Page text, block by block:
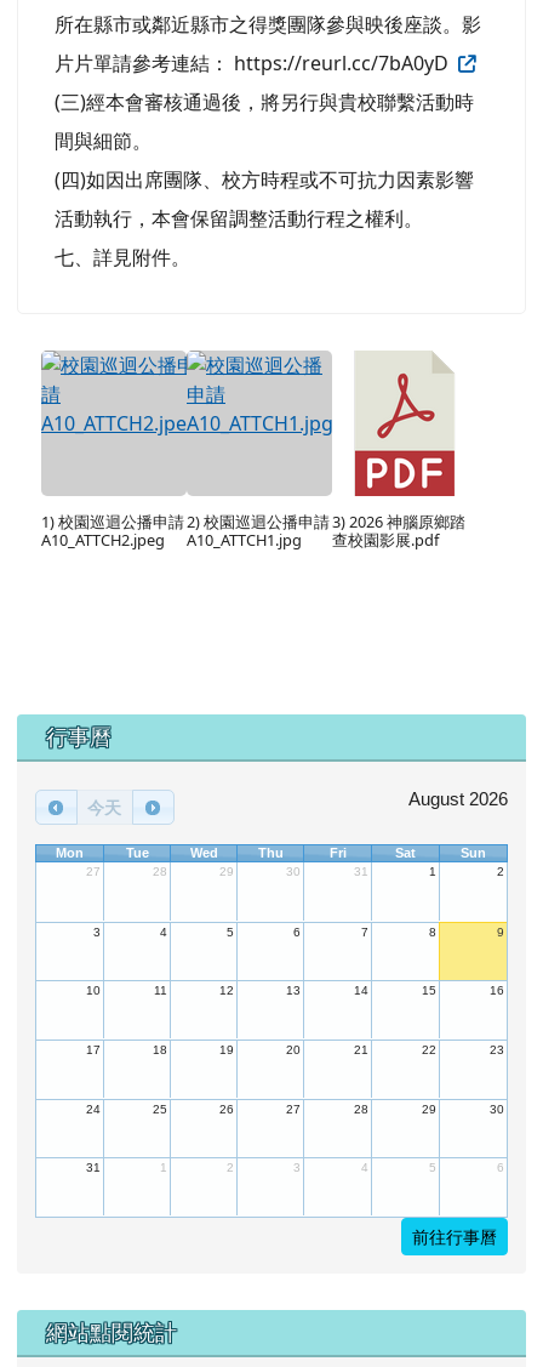
所在縣市或鄰近縣市之得獎團隊參與映後座談。影
片片單請參考連結： https://reurl.cc/7bA0yD
(三)經本會審核通過後，將另行與貴校聯繫活動時
間與細節。
(四)如因出席團隊、校方時程或不可抗力因素影響
活動執行，本會保留調整活動行程之權利。
七、詳見附件。
1) 校園巡迴公播申請
A10_ATTCH2.jpeg
2) 校園巡迴公播申請
A10_ATTCH1.jpg
3) 2026 神腦原鄉踏
查校園影展.pdf
下中區域內容
行事曆
今天 August 2026
Mon Tue Wed Thu Fri Sat Sun
27 28 29 30 31 1 2
3 4 5 6 7 8 9
10 11 12 13 14 15 16
17 18 19 20 21 22 23
24 25 26 27 28 29 30
31 1 2 3 4 5 6
前往行事曆
下中左區域內容
網站點閱統計